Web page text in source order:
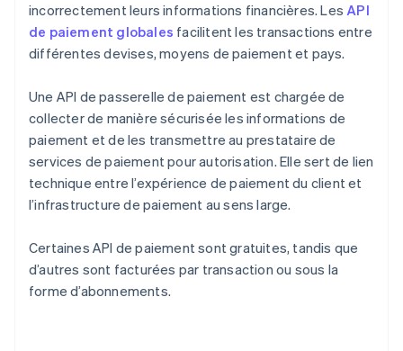
incorrectement leurs informations financières. LesAPI
de paiement globales facilitent les transactions entre
différentes devises, moyens de paiement et pays.
Une API de passerelle de paiement est chargée de
collecter de manière sécurisée les informations de
paiement et de les transmettre au prestataire de
services de paiement pour autorisation. Elle sert de lien
technique entre l’expérience de paiement du client et
l’infrastructure de paiement au sens large.
Certaines API de paiement sont gratuites, tandis que
d’autres sont facturées par transaction ou sous la
forme d’abonnements.